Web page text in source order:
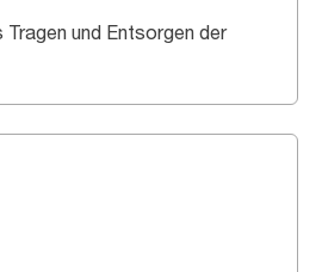
und Entsorgen der